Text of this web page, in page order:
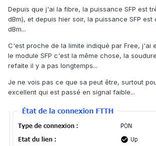
Depuis que j'ai la fibre, la puissance SFP est
dBm), et depuis hier soir, la puissance SFP est
dBm...
C'est proche de la limite indiqué par Free, j'ai
le module SFP c'est la même chose, la
refaite il y a pas longtemps...
Je ne vois pas ce que sa peut être, surtout
excellent qui est passé en signal faible...